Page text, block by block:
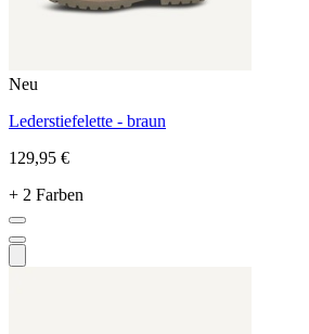
Neu
Lederstiefelette - braun
129,95 €
+ 2 Farben